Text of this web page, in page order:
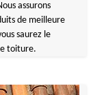
assurons
de meilleure
saurez le
toiture.